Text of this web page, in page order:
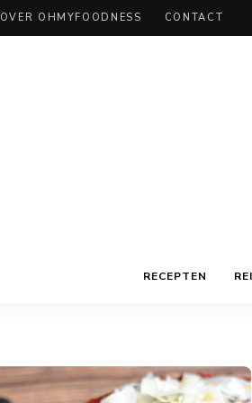
OVER OHMYFOODNESS CONTACT
RECEPTEN